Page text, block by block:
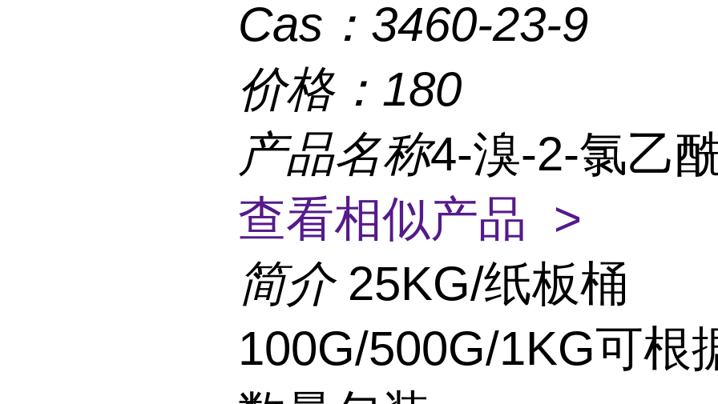
Cas： 3460-23-9
价格： 180
产品名称4-溴-2-氯乙
查看相似产品 >
简介 25KG/纸板桶
100G/500G/1KG可根